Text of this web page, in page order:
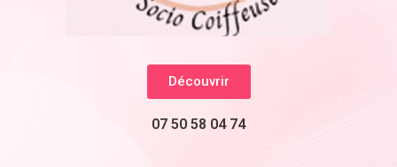
Découvrir
07 50 58 04 74